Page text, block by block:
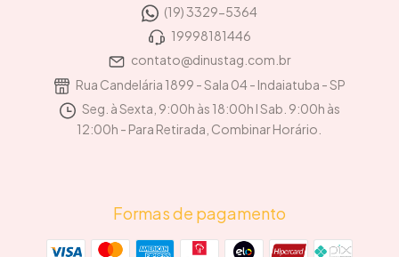
(19) 3329-5364
19998181446
contato@dinustag.com.br
Rua Candelária 1899 - Sala 04 - Indaiatuba - SP
Seg. à Sexta, 9:00h às 18:00h I Sab. 9:00h às
12:00h - Para Retirada, Combinar Horário.
Formas de pagamento